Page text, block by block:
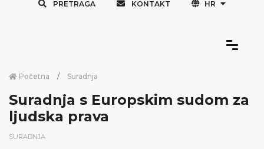
PRETRAGA KONTAKT HR
Početna Suradnja
Suradnja s Europskim sudom za
ljudska prava
SURADNJA